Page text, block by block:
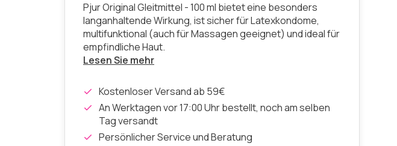
Pjur Original Gleitmittel - 100 ml bietet eine besonders
langanhaltende Wirkung, ist sicher für Latexkondome,
multifunktional (auch für Massagen geeignet) und ideal für
empfindliche Haut.
Lesen Sie mehr
Kostenloser Versand ab 59€
An Werktagen vor 17:00 Uhr bestellt, noch am selben
Tag versandt
Persönlicher Service und Beratung